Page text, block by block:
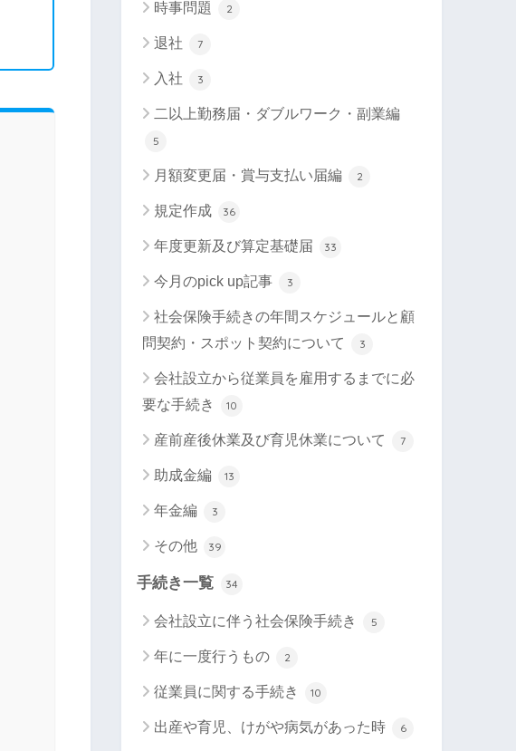
時事問題 2
退社 7
入社 3
二以上勤務届・ダブルワーク・副業編
5
月額変更届・賞与支払い届編 2
規定作成 36
年度更新及び算定基礎届 33
今月のpick up記事 3
社会保険手続きの年間スケジュールと顧
問契約・スポット契約について
3
会社設立から従業員を雇用するまでに必
要な手続き
10
産前産後休業及び育児休業について 7
助成金編 13
年金編 3
その他 39
手続き一覧 34
会社設立に伴う社会保険手続き 5
年に一度行うもの 2
従業員に関する手続き 10
出産や育児、けがや病気があった時 6